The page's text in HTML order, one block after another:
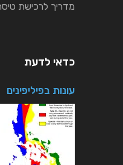
מדריך לרכישת
כדאי לדעת
עונות בפיליפינים